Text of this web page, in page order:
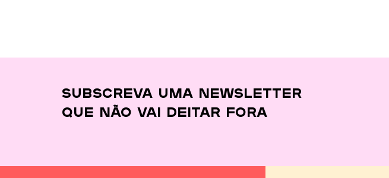
Subscreva uma newsletter
que não vai deitar fora